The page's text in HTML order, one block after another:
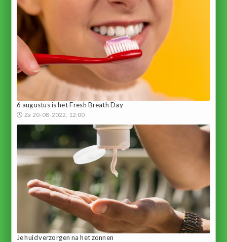
6 augustus is het Fresh Breath Day
Za 20-08-2022, 12:00
Je huid verzorgen na het zonnen